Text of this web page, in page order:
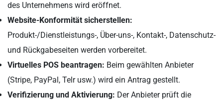
des Unternehmens wird eröffnet.
Website-Konformität sicherstellen:
Produkt-/Dienstleistungs-, Über-uns-, Kontakt-, Datenschutz-
und Rückgabeseiten werden vorbereitet.
Virtuelles POS beantragen: Beim gewählten Anbieter
(Stripe, PayPal, Telr usw.) wird ein Antrag gestellt.
Verifizierung und Aktivierung: Der Anbieter prüft die